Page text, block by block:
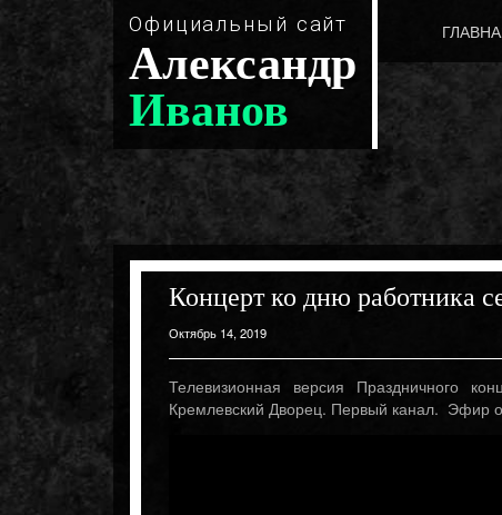
Официальный сайт
Александр
Иванов
Концерт ко дню работника
Октябрь 14, 2019
Телевизионная версия Праздничного
Кремлевский Дворец. Первый канал. Эфир